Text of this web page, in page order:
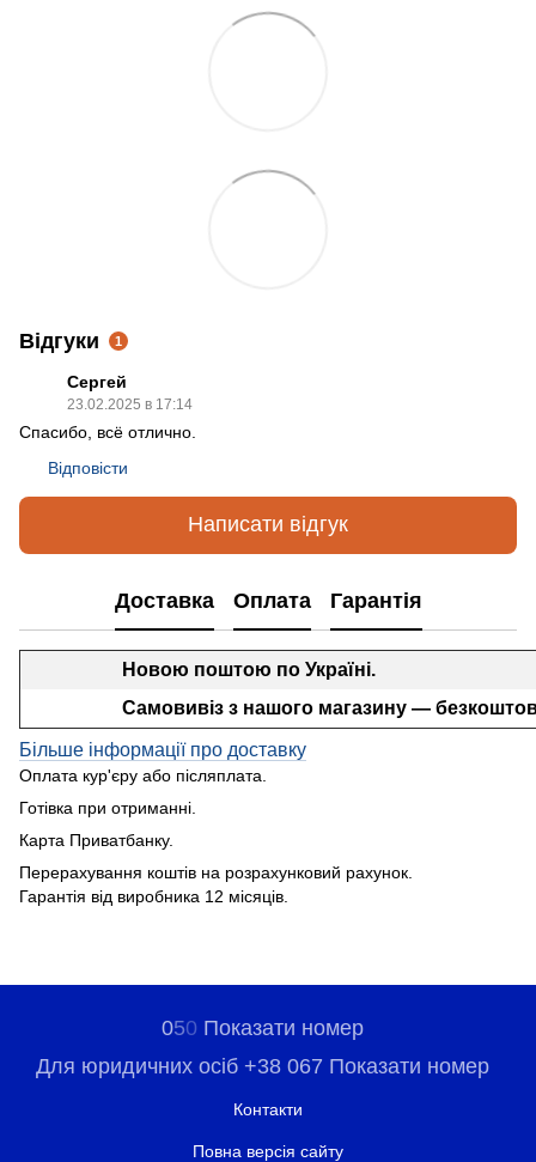
Відгуки 1
Сергей
23.02.2025 в 17:14
Спасибо, всё отлично.
Відповісти
Написати відгук
Доставка Оплата Гарантія
Новою поштою по Україні.
Самовивіз з нашого магазину —
Більше інформації про доставку
Оплата кур'єру або післяплата.
Готівка при отриманні.
Карта Приватбанку.
Перерахування коштів на розрахунковий рахунок.
Гарантія від виробника 12 місяців.
050 Показати номер
Для юридичних осіб +38 067 Показати номер
Контакти
Повна версія сайту